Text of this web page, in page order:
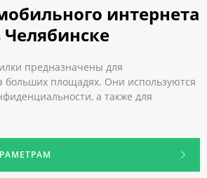
интернета
Челябинске
предназначены для
больших площадях. Они используются
а также для
и получения данных по интернету
важных событиях.
блокировать работу всех частот
и недорогую глушилку интернета для